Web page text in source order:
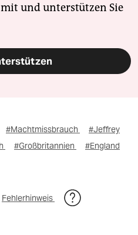
mit und unterstützen Sie
#Machtmissbrauch
#Jeffrey
#Großbritannien
#England
Fehlerhinweis